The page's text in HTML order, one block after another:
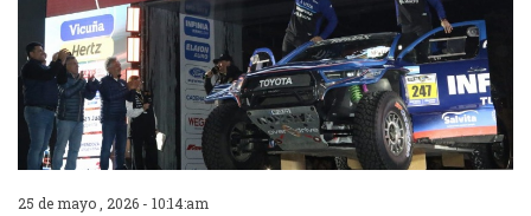
25 de mayo , 2026 - 10:14:am